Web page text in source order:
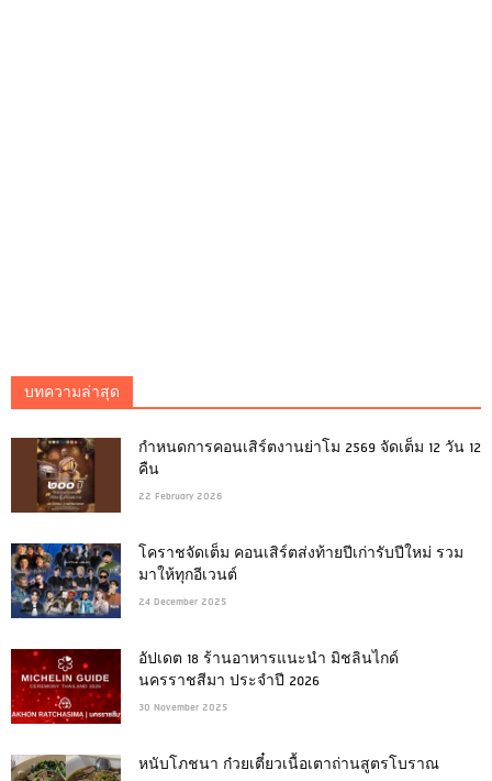
บทความล่าสุด
กำหนดการคอนเสิร์ตงานย่าโม 2569 จัดเต็ม 12 วัน 12
คืน
22 February 2026
โคราชจัดเต็ม คอนเสิร์ตส่งท้ายปีเก่ารับปีใหม่ รวม
มาให้ทุกอีเวนต์
24 December 2025
อัปเดต 18 ร้านอาหารแนะนำ มิชลินไกด์
นครราชสีมา ประจำปี 2026
30 November 2025
หนับโภชนา ก๋วยเตี๋ยวเนื้อเตาถ่านสูตรโบราณ